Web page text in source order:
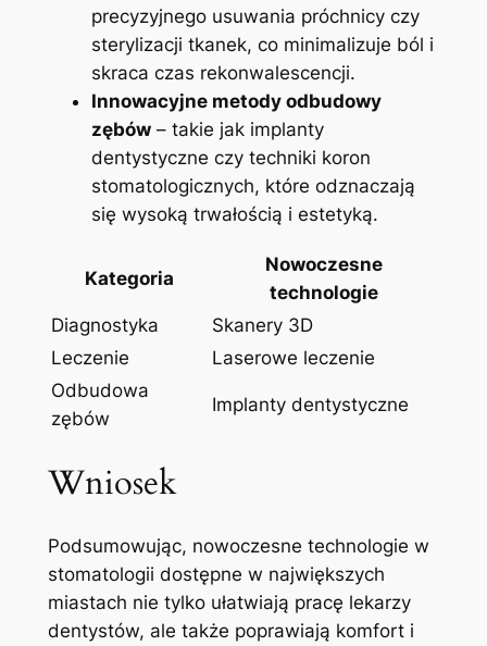
precyzyjnego usuwania próchnicy czy
sterylizacji ‍tkanek, co ‍minimalizuje ból i
skraca czas rekonwalescencji.
Innowacyjne metody odbudowy
zębów– takie jak⁤ implanty
dentystyczne czy ​techniki koron
stomatologicznych, które odznaczają
się wysoką trwałością i estetyką.
Kategoria
Nowoczesne
technologie
Diagnostyka
Skanery​ 3D
Leczenie
Laserowe leczenie
Odbudowa ​
zębów
Implanty dentystyczne
Wniosek
Podsumowując,⁣ nowoczesne technologie w
stomatologii dostępne w największych
miastach nie tylko ułatwiają pracę‍ lekarzy
dentystów, ale także poprawiają komfort i